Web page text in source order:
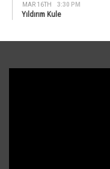
MAR 16TH 3:30 PM
Yıldırım Kule